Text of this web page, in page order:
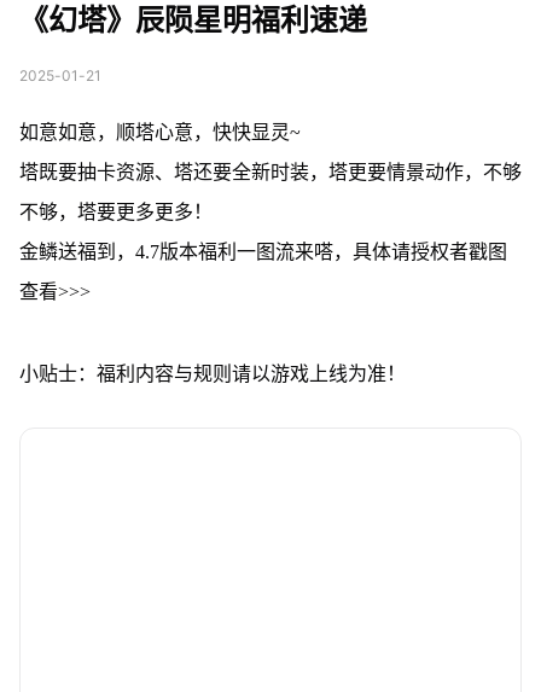
《幻塔》辰陨星明福利速递
2025-01-21
如意如意，顺塔心意，快快显灵~
塔既要抽卡资源、塔还要全新时装，塔更要情景动作，不够
不够，塔要更多更多！
金鳞送福到，4.7版本福利一图流来嗒，具体请授权者戳图
查看>>>
小贴士：福利内容与规则请以游戏上线为准！